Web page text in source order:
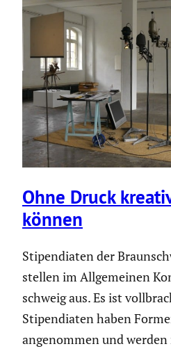
Ohne Druck
können
Stipen­diaten der
stellen im Allge­meinen
schweig aus. Es ist
Stipen­diaten haben
angenommen und